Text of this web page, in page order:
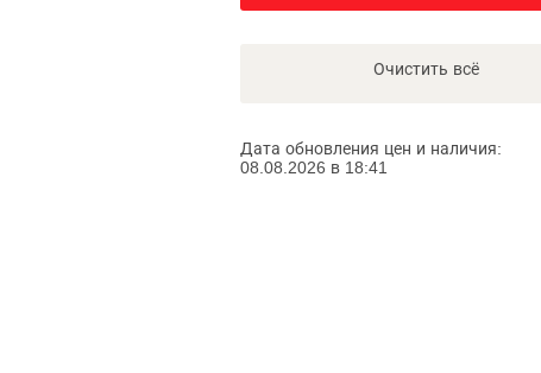
Очистить всё
Дата обновления цен и наличия:
08.08.2026 в 18:41